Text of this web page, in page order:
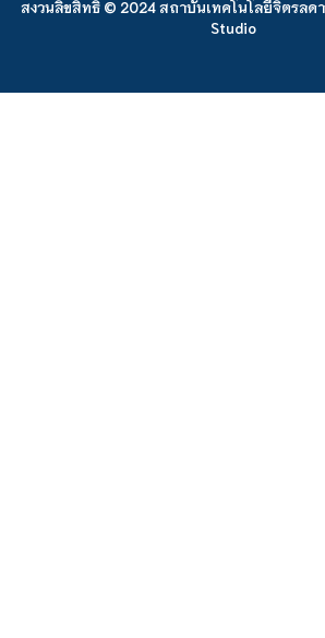
สงวนลิขสิทธิ์ © 2024 สถาบันเทคโนโลยีจิตรลดา
Studio